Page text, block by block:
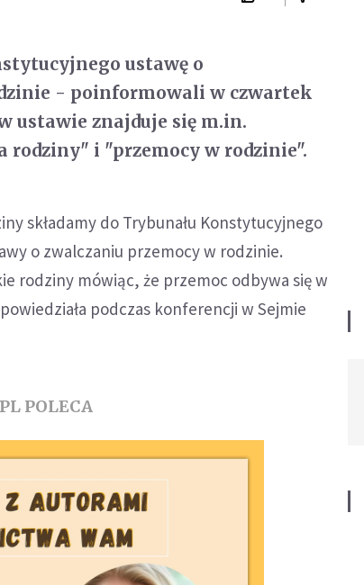
ustawę o
- poinformowali w czwartek
ustawie znajduje się m.in.
rodziny" i "przemocy w rodzinie".
składamy do Trybunału Konstytucyjnego
o zwalczaniu przemocy w rodzinie.
rodziny mówiąc, że przemoc odbywa się w
podczas konferencji w Sejmie
POLECA